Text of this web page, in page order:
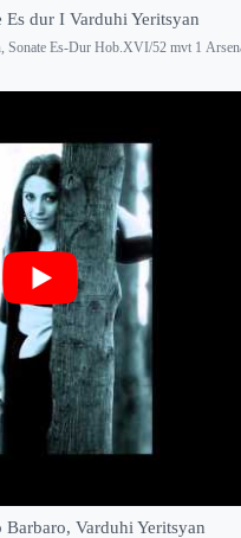
Es dur I Varduhi Yeritsyan
Sonate Es-Dur Hob.XVI/52 mvt 1
Varduhi Yeritsyan